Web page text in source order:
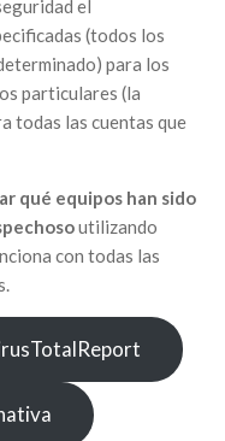
el
(todos los
para los
particulares (la
todas las cuentas que
qué equipos han sido
utilizando
con todas las